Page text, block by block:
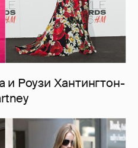
и Роузи Хантингтон-